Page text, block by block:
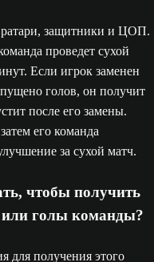
защитники и ЦОП.
проведет сухой
Если игрок заменен
голов, он получит
после его замены.
его команда
за сухой матч.
чтобы получить
голы команды?
для получения этого